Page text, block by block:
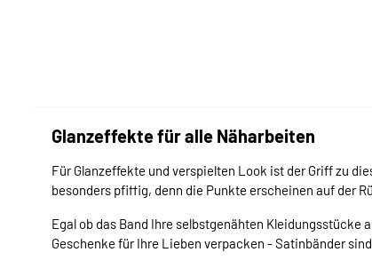
Glanzeffekte für alle Näharbeiten
Für Glanzeffekte und verspielten Look ist der Griff zu
besonders pfiffig, denn die Punkte erscheinen auf der
Egal ob das Band Ihre selbstgenähten
Geschenke für Ihre Lieben verpacken - Satinbänder